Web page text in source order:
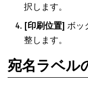
択します。
[印刷位置] ボッ
整します。
宛名ラベル